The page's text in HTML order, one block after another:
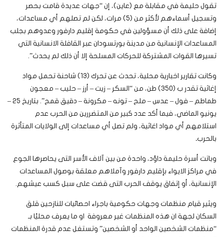
تقول حليمة في مقابلة مع (عاين)، إن “جهات عديدة قامت بحصر
وتسجيل أسماءهم لأكثر من (٥) مرات، لكن لم تصلهم أي مساعدات،
إضافة على ذلك أن مسؤولين في حكومة إقليم دارفور وعدوهم بجلب
المساعدات الإنسانية من مدينة بورتسودان عبر القافلة الانسانية التي
تسيرها القوات المشتركة للحركات المسلحة إلا أن ذلك لم يحدث”.
وكانت تقارير اخبارية محلية، تحدث عن تحرك (13) شاحنة تحمل مواد
إغاثية تقدر ب (350) طن، من “السكر – زيت – أرز – حليب – معجون
طماطم – فول – عدس – ملح – تونه – مكرونة – دقيق قمح”. بتاريخ 25 –
يونيو الماضي، فيما أكد عدد كبير من المتضررين من الحرب عدم
استلامهم أي مواد اغاثية، ولم تصل أي مساعدات إلى الولايات المتأثرة
بالحرب.
وباتت أسرة حليمة داؤد، واحدة من بين آلاف الأسر التى يحاصرها الجوع
في مراكز الايواء بإقليم دارفور وآملاهم معلقة بوصول المساعدات
الإنسانية، أو إتفاق يوقف الحرب التى قضت على سبل كسب عيشهم.
ويثير قيام منظمات وجهات حكومية باجراء احصائيات للنازحين قلق
السكان لجهة ان هذه المنظمات غير معروفة او ما يعرف محليًا بـ
“منظمات الشخصين الواحد أو الشخصين” وتستغل عدم قدرة المنظمات